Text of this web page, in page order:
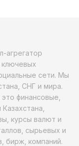
агрегатор
ключевых
сети. Мы
СНГ и мира.
финансовые,
курсы валют и
сырьевых и
бирж, компаний.